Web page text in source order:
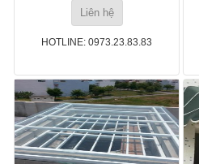
Liên hệ
HOTLINE: 0973.23.83.83